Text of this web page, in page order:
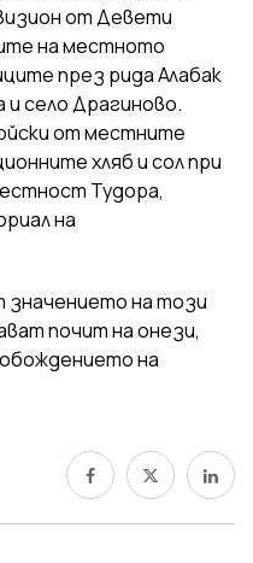
от Девети
на местното
през рида Алабак
село Драгиново.
от местните
хляб и сол при
Тудора,
на
на този
почит на онези,
на